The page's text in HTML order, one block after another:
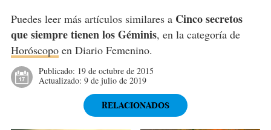
Puedes leer más artículos similares a Cinco secretos
que siempre tienen los Géminis, en la categoría de
Horóscopoen Diario Femenino.
Publicado: 19 de octubre de 2015
Actualizado: 9 de julio de 2019
RELACIONADOS